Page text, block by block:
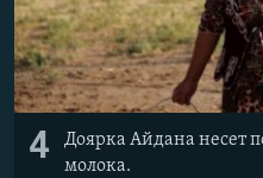
4
Доярка Айдана несет
молока.